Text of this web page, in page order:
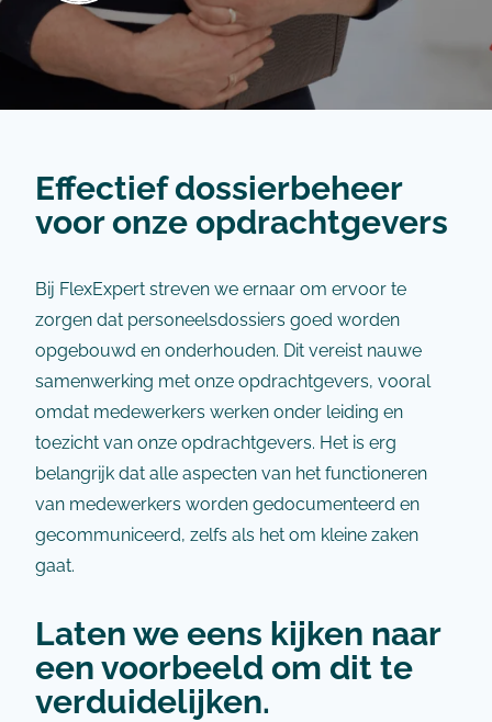
Effectief dossierbeheer
voor onze opdrachtgevers
Bij FlexExpert streven we ernaar om ervoor te
zorgen dat personeelsdossiers goed worden
opgebouwd en onderhouden. Dit vereist nauwe
samenwerking met onze opdrachtgevers, vooral
omdat medewerkers werken onder leiding en
toezicht van onze opdrachtgevers. Het is erg
belangrijk dat alle aspecten van het functioneren
van medewerkers worden gedocumenteerd en
gecommuniceerd, zelfs als het om kleine zaken
gaat.
Laten we eens kijken naar
een voorbeeld om dit te
verduidelijken.